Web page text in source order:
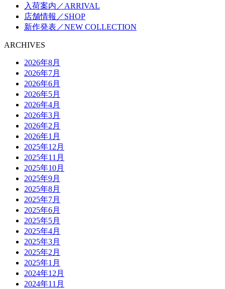
入荷案内／ARRIVAL
店舗情報／SHOP
新作発表／NEW COLLECTION
ARCHIVES
2026年8月
2026年7月
2026年6月
2026年5月
2026年4月
2026年3月
2026年2月
2026年1月
2025年12月
2025年11月
2025年10月
2025年9月
2025年8月
2025年7月
2025年6月
2025年5月
2025年4月
2025年3月
2025年2月
2025年1月
2024年12月
2024年11月